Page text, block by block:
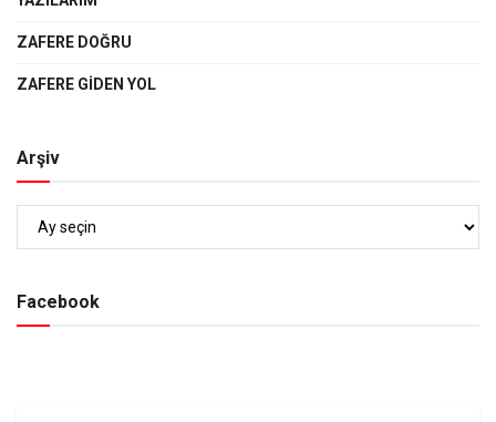
ZAFERE DOĞRU
ZAFERE GIDEN YOL
Arşiv
Facebook